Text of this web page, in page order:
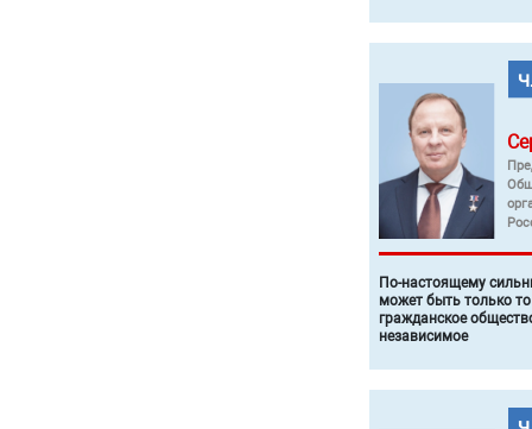
По-настоящему
может быть только
гражданское
независимое